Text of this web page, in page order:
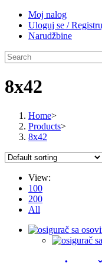
Moj nalog
Uloguj se /
Narudžbine
8x42
Home>
Products>
8x42
View:
100
200
All